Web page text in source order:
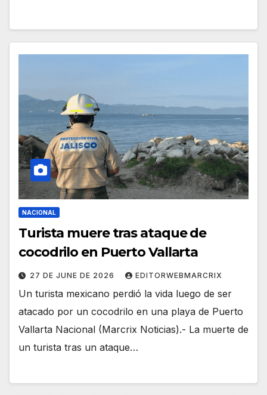
NACIONAL
Turista muere tras ataque de
cocodrilo en Puerto Vallarta
27 DE JUNE DE 2026 EDITORWEBMARCRIX
Un turista mexicano perdió la vida luego de ser
atacado por un cocodrilo en una playa de Puerto
Vallarta Nacional (Marcrix Noticias).- La muerte de
un turista tras un ataque…